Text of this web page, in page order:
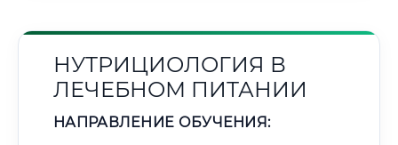
НУТРИЦИОЛОГИЯ В
ЛЕЧЕБНОМ ПИТАНИИ
НАПРАВЛЕНИЕ ОБУЧЕНИЯ: